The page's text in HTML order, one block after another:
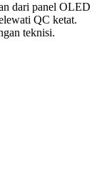
dari panel OLED
QC ketat.
teknisi.